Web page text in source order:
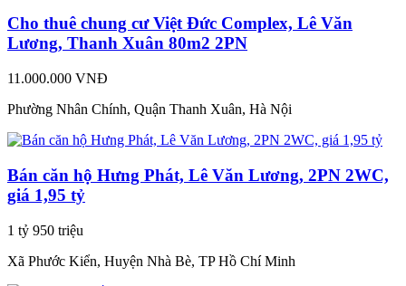
Cho thuê chung cư Việt Đức Complex, Lê Văn
Lương, Thanh Xuân 80m2 2PN
11.000.000 VNĐ
Phường Nhân Chính, Quận Thanh Xuân, Hà Nội
Bán căn hộ Hưng Phát, Lê Văn Lương, 2PN 2WC,
giá 1,95 tỷ
1 tỷ 950 triệu
Xã Phước Kiển, Huyện Nhà Bè, TP Hồ Chí Minh